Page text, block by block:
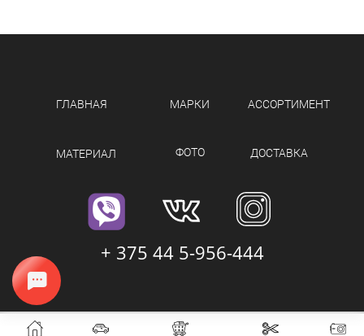
ГЛАВНАЯ
МАТЕРИАЛ
МАРКИ
ФОТО
АССОРТИМЕНТ
ДОСТАВКА
+ 375 44 5-956-444